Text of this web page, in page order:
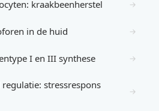
kraakbeenherstel →
in de huid →
I en III synthese →
stressrespons
→